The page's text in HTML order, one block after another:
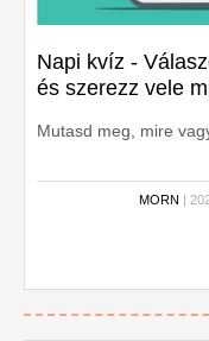
Napi kvíz -
és szerezz vele
Mutasd meg, mire
MORN |